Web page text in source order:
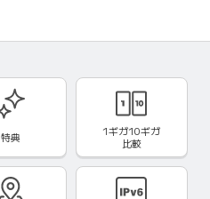
特典
1ギガ10ギガ
比較